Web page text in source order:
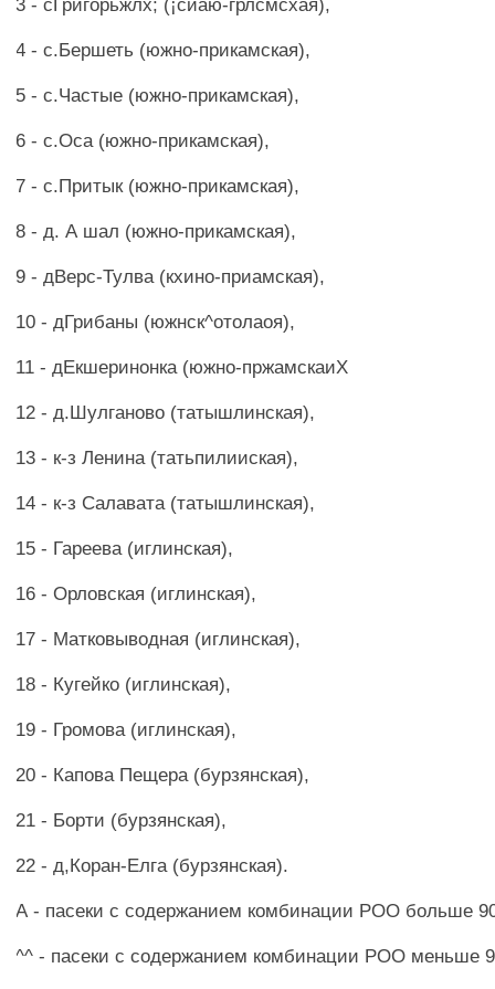
3 - сГригорьжлх; (¡сиаю-грлсмсхая),
4 - с.Бершеть (южно-прикамская),
5 - с.Частые (южно-прикамская),
6 - с.Оса (южно-прикамская),
7 - с.Притык (южно-прикамская),
8 - д. А шал (южно-прикамская),
9 - дВерс-Тулва (кхино-приамская),
10 - дГрибаны (южнск^отолаоя),
11 - дЕкшеринонка (южно-пржамскаиХ
12 - д.Шулганово (татышлинская),
13 - к-з Ленина (татьпилииская),
14 - к-з Салавата (татышлинская),
15 - Гареева (иглинская),
16 - Орловская (иглинская),
17 - Матковыводная (иглинская),
18 - Кугейко (иглинская),
19 - Громова (иглинская),
20 - Капова Пещера (бурзянская),
21 - Борти (бурзянская),
22 - д,Коран-Елга (бурзянская).
А - пасеки с содержанием комбинации РОО больше
^^ - пасеки с содержанием комбинации РОО меньше